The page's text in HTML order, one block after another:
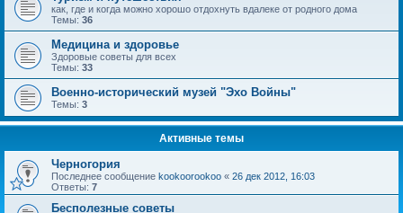
как, где и когда можно хорошо отдохнуть вдалеке от родного дома
Темы: 36
Медицина и здоровье
Здоровые советы для всех
Темы: 33
Военно-исторический музей "Эхо Войны"
Темы: 3
Активные темы
Черногория
Последнее сообщение kookoorookoo « 26 дек 2012, 16:03
Ответы: 7
Бесполезные советы